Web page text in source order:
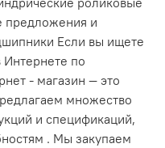
предложения и
Если вы ищете
по
- магазин — это
множество
и спецификаций,
. Мы закупаем